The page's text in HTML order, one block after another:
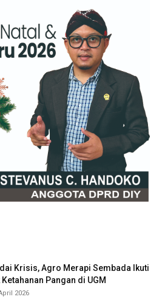
Krisis, Agro Merapi Sembada Ikuti
Pangan di UGM
2026